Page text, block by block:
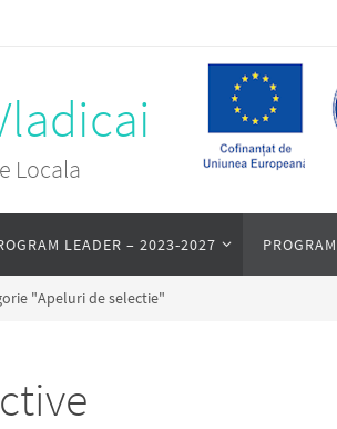
Locala
LEADER – 2023-2027
"Apeluri de selectie"